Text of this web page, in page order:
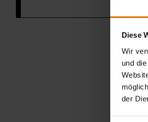
Diese
Wir
und
der